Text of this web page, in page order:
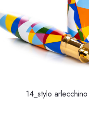
14_stylo arlecchino